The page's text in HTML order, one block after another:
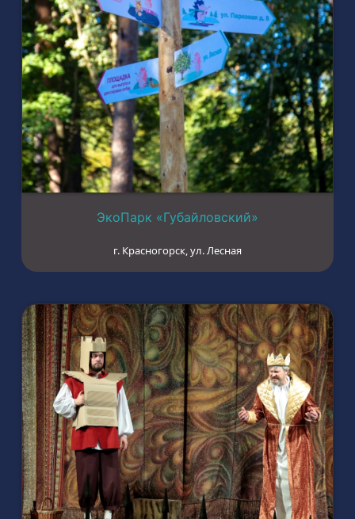
ЭкоПарк «Губайловский»
г. Красногорск, ул. Лесная